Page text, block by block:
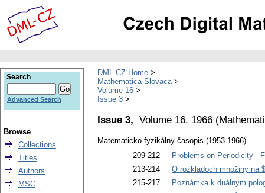
DML-CZ Home
Mathematica Slovaca
Volume 16
Issue 3
Issue 3, Volume 16, 1966 (
Matematicko-fyzikálny časopis (1953-1966)
209-212
Problems on Periodicity -
213-214
O rozkladoch množiny na
215-217
Poznámka k duálnym
Search
Advanced Search
Browse
Collections
Titles
Authors
MSC